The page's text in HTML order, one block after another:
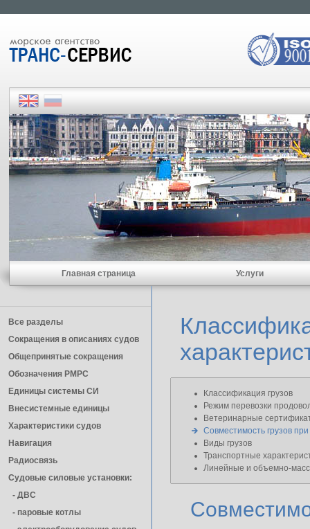
Главная страница Услуги
Все разделы
Сокращения в описаниях судов
Общепринятые сокращения
Обозначения РМРС
Единицы cистемы СИ
Внесистемные единицы
Характеристики судов
Навигация
Радиосвязь
Судовые силовые установки:
- ДВС
- паровые котлы
Классификация грузов
Режим перевозки
Ветеринарные
Совместимость грузов
Виды грузов
Транспортные
Линейные и объемно-